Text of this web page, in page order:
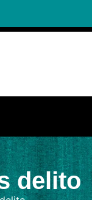
delito